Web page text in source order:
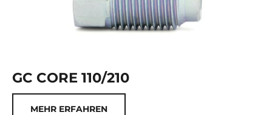
GC CORE 110/210
MEHR ERFAHREN